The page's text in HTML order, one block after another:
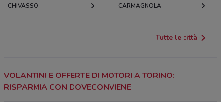
CHIVASSO CARMAGNOLA
Tutte le città
VOLANTINI E OFFERTE DI MOTORI A TORINO:
RISPARMIA CON DOVECONVIENE